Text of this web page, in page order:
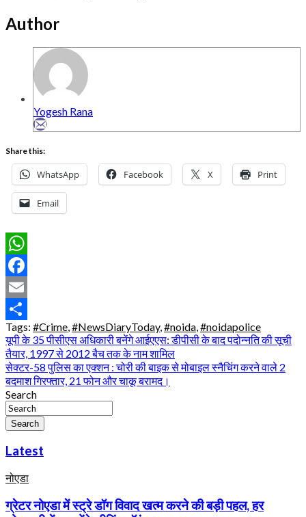
Author
Yogesh Rana
Share this:
WhatsApp Facebook X Print
Email
WhatsApp
Facebook
Email
Share
Tags: #Crime #NewsDiaryToday, #noida #noidapolice
Post
navigation
यूपी के 35 पीसीएस अधिकारी बनेंगे आईएएस: डीपीसी के बाद पदोन्नति की सूची
तैयार, 1997 से 2012 बैच तक के नाम शामिल
सेक्टर-58 पुलिस का एक्शन : चोरी की बाइक से मोबाइल स्नैचिंग करने वाले 2
बदमाश गिरफ्तार, 21 फोन और चाकू बरामद।
Search
Search
Latest
नोएडा
ग्रेटर नोएडा में स्ट्रे डॉग विवाद खत्म करने की बड़ी पहल, हर